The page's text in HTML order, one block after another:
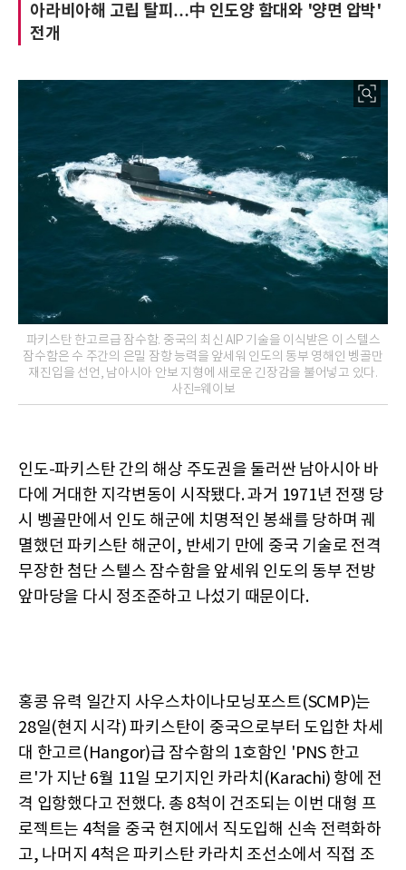
아라비아해 고립 탈피…中 인도양 함대와 '양면 압박'
전개
파키스탄 한고르급 잠수함. 중국의 최신 AIP 기술을 이식받은 이 스텔스
잠수함은 수 주간의 은밀 잠항 능력을 앞세워 인도의 동부 영해인 벵골만
재진입을 선언, 남아시아 안보 지형에 새로운 긴장감을 불어넣고 있다.
사진=웨이보
인도-파키스탄 간의 해상 주도권을 둘러싼 남아시아 바
다에 거대한 지각변동이 시작됐다. 과거 1971년 전쟁 당
시 벵골만에서 인도 해군에 치명적인 봉쇄를 당하며 궤
멸했던 파키스탄 해군이, 반세기 만에 중국 기술로 전격
무장한 첨단 스텔스 잠수함을 앞세워 인도의 동부 전방
앞마당을 다시 정조준하고 나섰기 때문이다.
홍콩 유력 일간지 사우스차이나모닝포스트(SCMP)는
28일(현지 시각) 파키스탄이 중국으로부터 도입한 차세
대 한고르(Hangor)급 잠수함의 1호함인 'PNS 한고
르'가 지난 6월 11일 모기지인 카라치(Karachi) 항에 전
격 입항했다고 전했다. 총 8척이 건조되는 이번 대형 프
로젝트는 4척을 중국 현지에서 직도입해 신속 전력화하
고, 나머지 4척은 파키스탄 카라치 조선소에서 직접 조